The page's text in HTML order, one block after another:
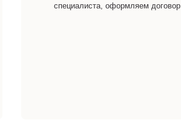
специалиста, оформляем договор